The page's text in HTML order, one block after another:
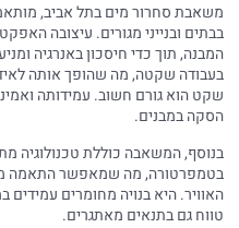
משאבת סחרור מים בתל אביב,
בבתים ובנייני מגורים. עיצובה
המבנה, תוך כדי חיסכון באנרגיה
בעבודה שקטה, מה שהופך אותה
שקט הוא גורם חשוב. עמידותה
הסקה במבנים.
בנוסף, המשאבה כוללת טכנולוגיה
בטמפרטורה, מה שמאפשר התאמה
האוויר. היא בנויה מחומרים
טווח גם בתנאים מאתגרים.